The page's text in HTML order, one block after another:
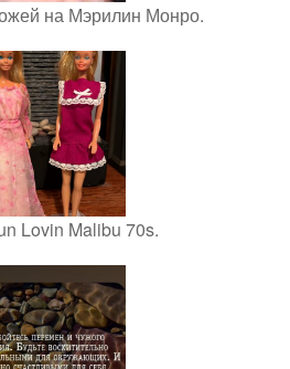
на Мэрилин Монро.
Lovin Malibu 70s.